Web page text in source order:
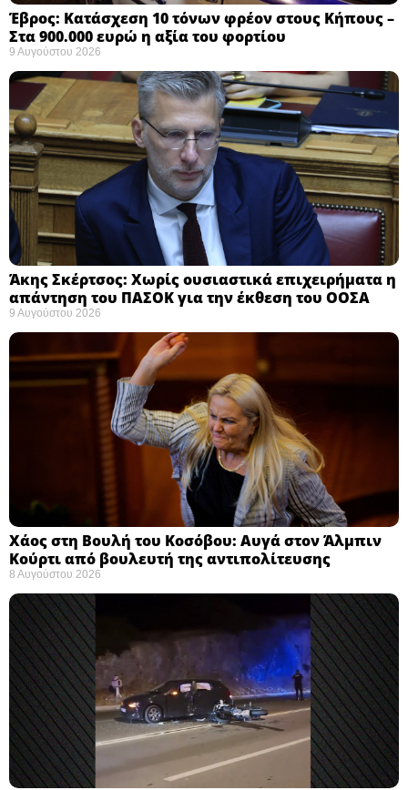
Έβρος: Κατάσχεση 10 τόνων φρέον στους Κήπους –
Στα 900.000 ευρώ η αξία του φορτίου ​
9 Αυγούστου 2026
Άκης Σκέρτσος: Χωρίς ουσιαστικά επιχειρήματα η
απάντηση του ΠΑΣΟΚ για την έκθεση του ΟΟΣΑ ​
9 Αυγούστου 2026
Χάος στη Βουλή του Κοσόβου: Αυγά στον Άλμπιν
Κούρτι από βουλευτή της αντιπολίτευσης
8 Αυγούστου 2026